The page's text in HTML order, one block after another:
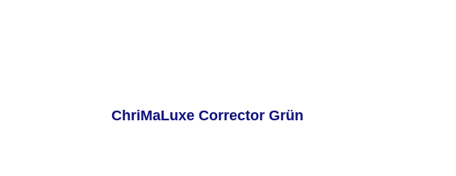
ChriMaLuxe Corrector Grün